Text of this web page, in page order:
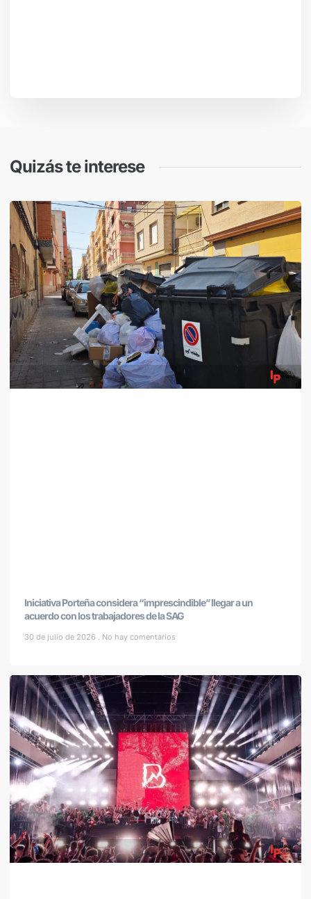
Quizás te interese
Iniciativa Porteña considera “imprescindible” llegar a un
acuerdo con los trabajadores de la SAG
30 de julio de 2026 No hay comentarios